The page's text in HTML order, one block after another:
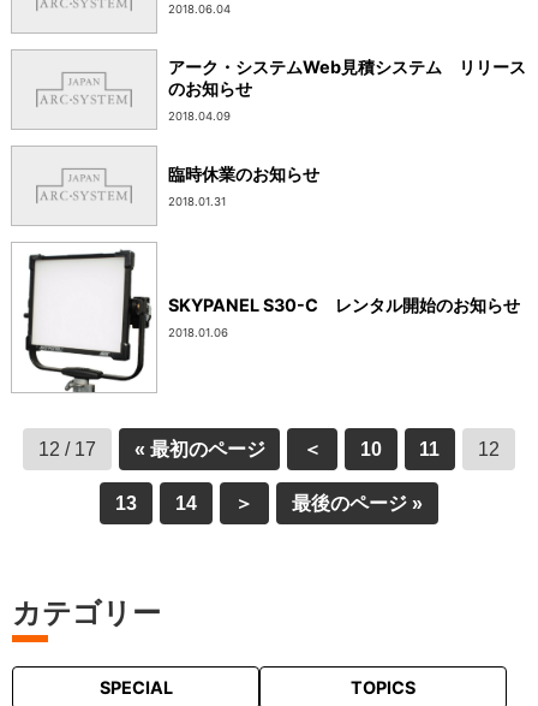
2018.06.04
アーク・システムWeb見積システム リリース
のお知らせ
2018.04.09
臨時休業のお知らせ
2018.01.31
SKYPANEL S30-C レンタル開始のお知らせ
2018.01.06
12 / 17 « 最初のページ ＜ 10 11 12
13 14 ＞ 最後のページ »
カテゴリー
SPECIAL TOPICS